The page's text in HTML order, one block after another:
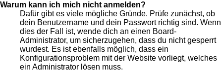
Warum kann ich mich nicht anmelden?
Dafür gibt es viele mögliche Gründe. Prüfe zunächst, ob
dein Benutzername und dein Passwort richtig sind. Wenn
dies der Fall ist, wende dich an einen Board-
Administrator, um sicherzugehen, dass du nicht gesperrt
wurdest. Es ist ebenfalls möglich, dass ein
Konfigurationsproblem mit der Website vorliegt, welches
ein Administrator lösen muss.